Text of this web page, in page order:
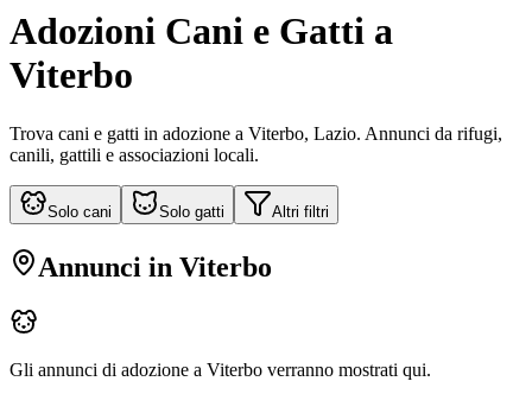
Adozioni Cani e Gatti a
Viterbo
Trova cani e gatti in adozione a Viterbo, Lazio. Annunci da rifugi,
canili, gattili e associazioni locali.
Solo cani Solo gatti Altri filtri
Annunci in Viterbo
Gli annunci di adozione a Viterbo verranno mostrati qui.